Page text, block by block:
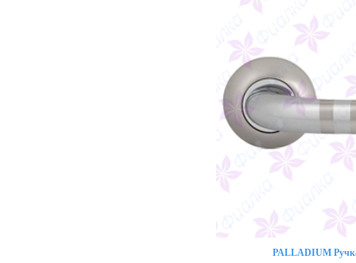
PALLADIUM